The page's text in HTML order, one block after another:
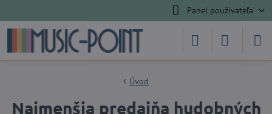
Panel používateľa
Úvod
Najmenšia predajňa hudobných